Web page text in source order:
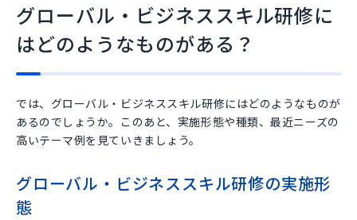
グローバル・ビジネススキル研修に
はどのようなものがある？
では、グローバル・ビジネススキル研修にはどのようなものが
あるのでしょうか。このあと、実施形態や種類、最近ニーズの
高いテーマ例を見ていきましょう。
グローバル・ビジネススキル研修の実施形
態